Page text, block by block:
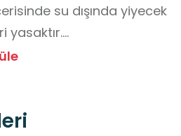
su dışında yiyecek
yasaktır.
eşliğinde ziyaretin
gerekmektedir.